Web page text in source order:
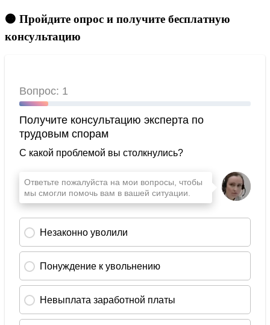
🟠 Пройдите опрос и получите бесплатную
консультацию